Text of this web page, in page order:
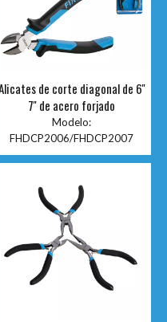
de corte diagonal de 6''
7'' de acero forjado
Modelo:
FHDCP2006/FHDCP2007